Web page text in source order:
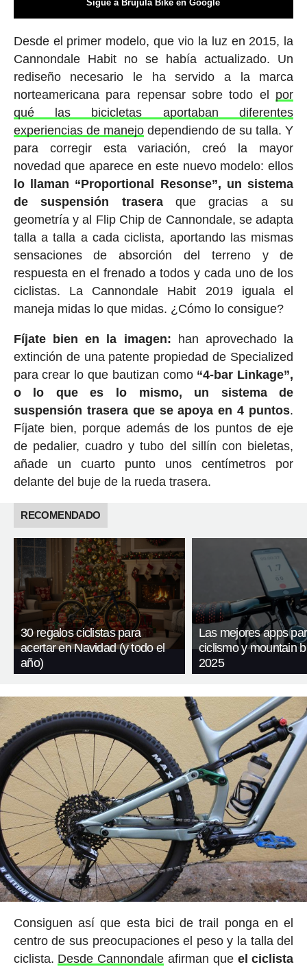
Sigue a Brújula Bike en Google
Desde el primer modelo, que vio la luz en 2015, la
Cannondale Habit no se había actualizado. Un
rediseño necesario le ha servido a la marca
norteamericana para repensar sobre todo el por
qué las bicicletas aportaban diferentes
experiencias de manejodependiendo de su talla. Y
para corregir esta variación, creó la mayor
novedad que aparece en este nuevo modelo: ellos
lo llaman “Proportional Resonse”, un sistema
de suspensión traseraque gracias a su
geometría y al Flip Chip de Cannondale, se adapta
talla a talla a cada ciclista, aportando las mismas
sensaciones de absorción del terreno y de
respuesta en el frenado a todos y cada uno de los
ciclistas. La Cannondale Habit 2019 iguala el
maneja midas lo que midas. ¿Cómo lo consigue?
Fíjate bien en la imagen: han aprovechado la
extinción de una patente propiedad de Specialized
para crear lo que bautizan como “4-bar Linkage”,
o lo que es lo mismo, un sistema de
suspensión trasera que se apoya en 4 puntos.
Fíjate bien, porque además de los puntos de eje
de pedalier, cuadro y tubo del sillín con bieletas,
añade un cuarto punto unos centímetros por
delante del buje de la rueda trasera.
RECOMENDADO
30 regalos ciclistas para
acertar en Navidad (y todo el
año)
Las mejores apps
ciclismo y mountain
2025
Consiguen así que esta bici de trail ponga en el
centro de sus preocupaciones el peso y la talla del
ciclista. Desde Cannondale afirman que el ciclista